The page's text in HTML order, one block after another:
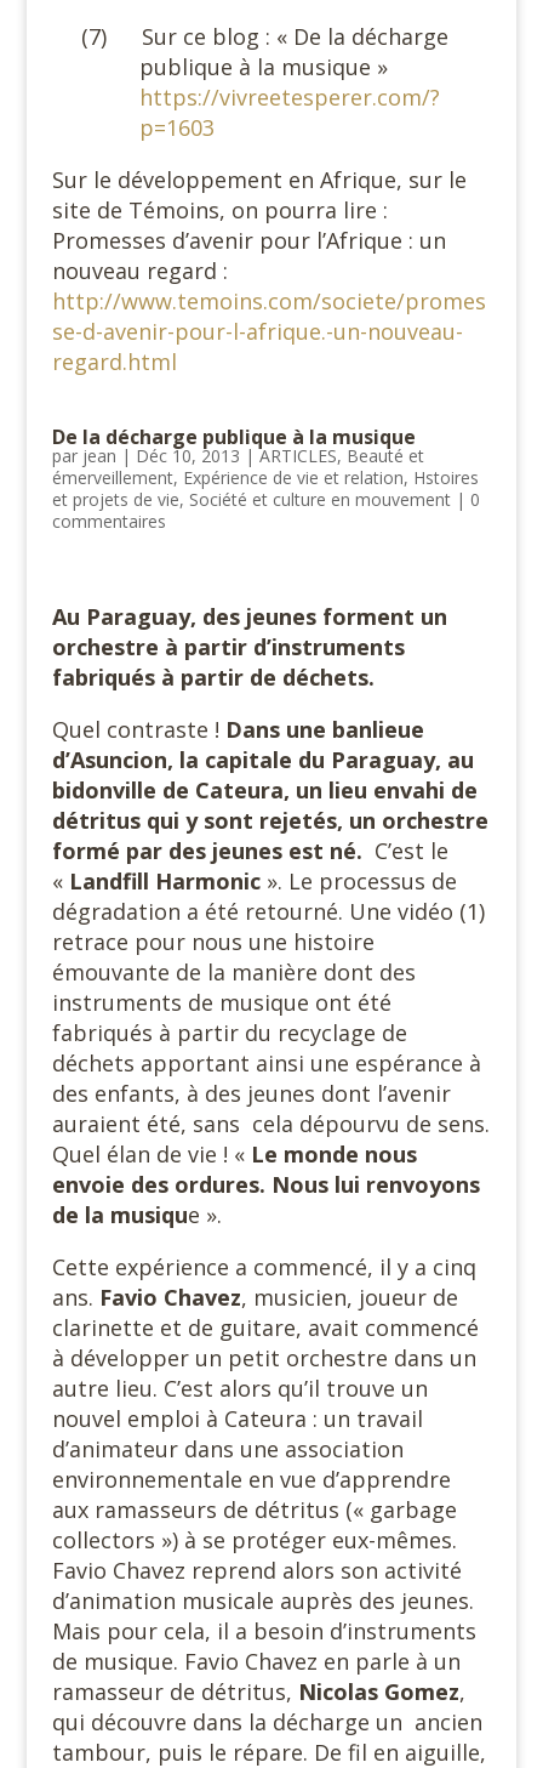
(7)
Sur ce blog : « De la décharge
publique à la musique »
https://vivreetesperer.com/?
p=1603
Sur le développement en Afrique, sur le
site de Témoins, on pourra lire :
Promesses d’avenir pour l’Afrique : un
nouveau regard :
http://www.temoins.com/societe/promes
se-d-avenir-pour-l-afrique.-un-nouveau-
regard.html
De la décharge publique à la musique
par jean | Déc 10, 2013 |ARTICLES, Beauté et
émerveillement, Expérience de vie et relation, Hstoires
et projets de vie, Société et culture en mouvement| 0
commentaires
Au Paraguay, des jeunes forment un
orchestre à partir d’instruments
fabriqués à partir de déchets.
Quel contraste ! Dans une banlieue
d’Asuncion, la capitale du Paraguay, au
bidonville de Cateura, un lieu envahi de
détritus qui y sont rejetés, un orchestre
formé par des jeunes est né. C’est le
« Landfill Harmonic ». Le processus de
dégradation a été retourné. Une vidéo (1)
retrace pour nous une histoire
émouvante de la manière dont des
instruments de musique ont été
fabriqués à partir du recyclage de
déchets apportant ainsi une espérance à
des enfants, à des jeunes dont l’avenir
auraient été, sans cela dépourvu de sens.
Quel élan de vie ! « Le monde nous
envoie des ordures. Nous lui renvoyons
de la musique ».
Cette expérience a commencé, il y a cinq
ans. Favio Chavez, musicien, joueur de
clarinette et de guitare, avait commencé
à développer un petit orchestre dans un
autre lieu. C’est alors qu’il trouve un
nouvel emploi à Cateura : un travail
d’animateur dans une association
environnementale en vue d’apprendre
aux ramasseurs de détritus (« garbage
collectors ») à se protéger eux-mêmes.
Favio Chavez reprend alors son activité
d’animation musicale auprès des jeunes.
Mais pour cela, il a besoin d’instruments
de musique. Favio Chavez en parle à un
ramasseur de détritus, Nicolas Gomez,
qui découvre dans la décharge un ancien
tambour, puis le répare. De fil en aiguille,